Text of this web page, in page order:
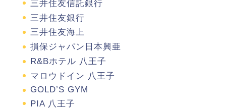
三井住友信託銀行
三井住友銀行
三井住友海上
損保ジャパン日本興亜
R&Bホテル 八王子
マロウドイン 八王子
GOLD’S GYM
PIA 八王子